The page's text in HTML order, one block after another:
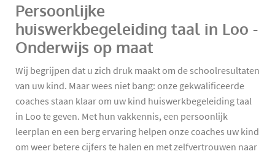
Persoonlijke
huiswerkbegeleiding taal in Loo -
Onderwijs op maat
Wij begrijpen dat u zich druk maakt om de schoolresultaten
van uw kind. Maar wees niet bang: onze gekwalificeerde
coaches staan klaar om uw kind huiswerkbegeleiding taal
in Loo te geven. Met hun vakkennis, een persoonlijk
leerplan en een berg ervaring helpen onze coaches uw kind
om weer betere cijfers te halen en met zelfvertrouwen naar